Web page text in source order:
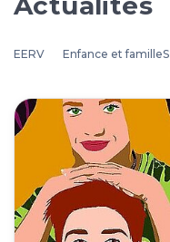
EERV Enfance et familleS